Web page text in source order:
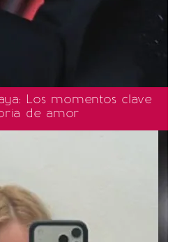
Los momentos clave
de amor